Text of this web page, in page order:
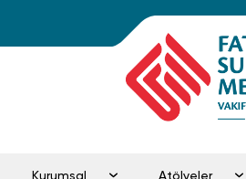
Kurumsal Atölyeler